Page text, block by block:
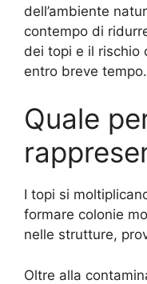
dell’ambiente
contempo di
dei topi e il rischio
entro breve tempo.
Quale
I topi si
formare colonie
nelle strutture,
Oltre alla